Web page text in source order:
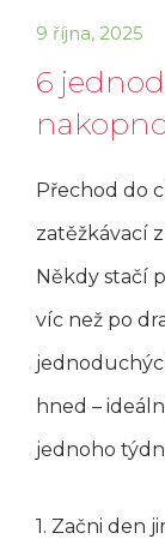
9 října, 2025
6
Přechod do
zatěžkávací
Někdy stačí
víc než po
hned –
jednoho
1. Začni den